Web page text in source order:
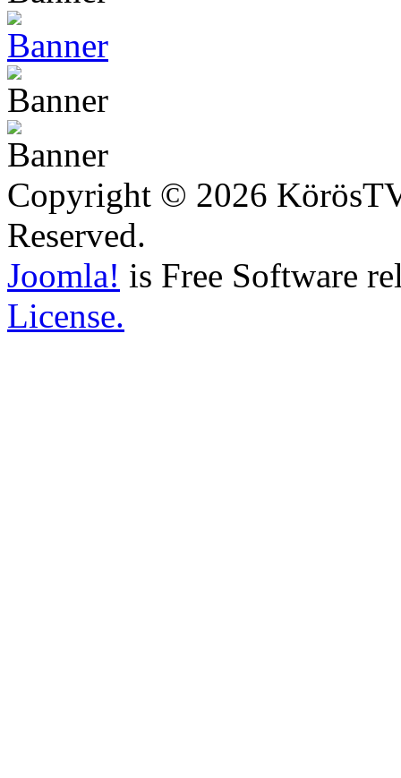
Copyright © 2026
Reserved.
Joomla! is Free Software
License.